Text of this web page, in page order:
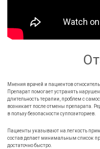
Мнения врачей и пациентов
Препарат помогает устранять
длительность терапии, проблем с
возникает после отмены препарата.
в пользу безопасности суппозиториев.
Пациенты указывают на легкость
состав делает минимальным список
достаточно быстро.